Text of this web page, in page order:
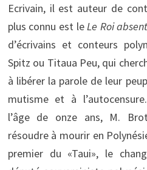
Ecrivain, il est auteur de
plus connu est leLe Roi absent
d’écrivains et conteurs
Spitz ou Titaua Peu, qui
à libérer la parole de leur
mutisme et à
l’âge de onze ans, M.
résoudre à mourir en
premier du «Taui», le